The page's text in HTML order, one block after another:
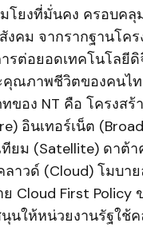
โยงที่มั่นคง ครอบคลุ
งคม จากรากฐานโค
รต่อยอดเทคโนโลยี
คุณภาพชีวิตของคนไ
ของ NT คือ โครงสร้
อินเทอร์เน็ต
ทียม (Satellite) ดาต้
าวด์ (Cloud) โมบา
Cloud First Policy
นให้หน่วยงานรัฐใช้ค